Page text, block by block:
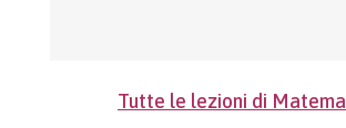
Tutte le lezioni di